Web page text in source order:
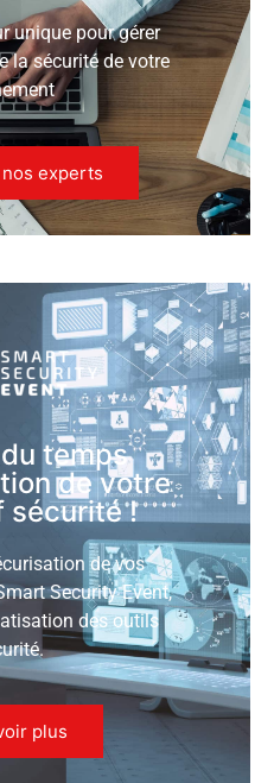
unique pour gérer
la sécurité de votre
experts
temps
de votre
sécurité !
de vos
Security Event,
des outils
plus